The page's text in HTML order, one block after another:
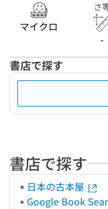
マイクロ
さ
-
書店で探す
書店で探す
日本の古本屋
Google Book